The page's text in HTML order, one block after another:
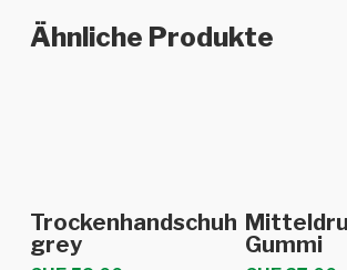
Ähnliche Produkte
Ausführung
wählen
Produkt
weist
Trockenhandschuh
grey
Produkt
weist
Gummi